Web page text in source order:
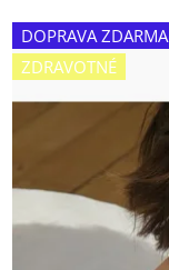
DOPRAVA ZDARMA
ZDRAVOTNÉ